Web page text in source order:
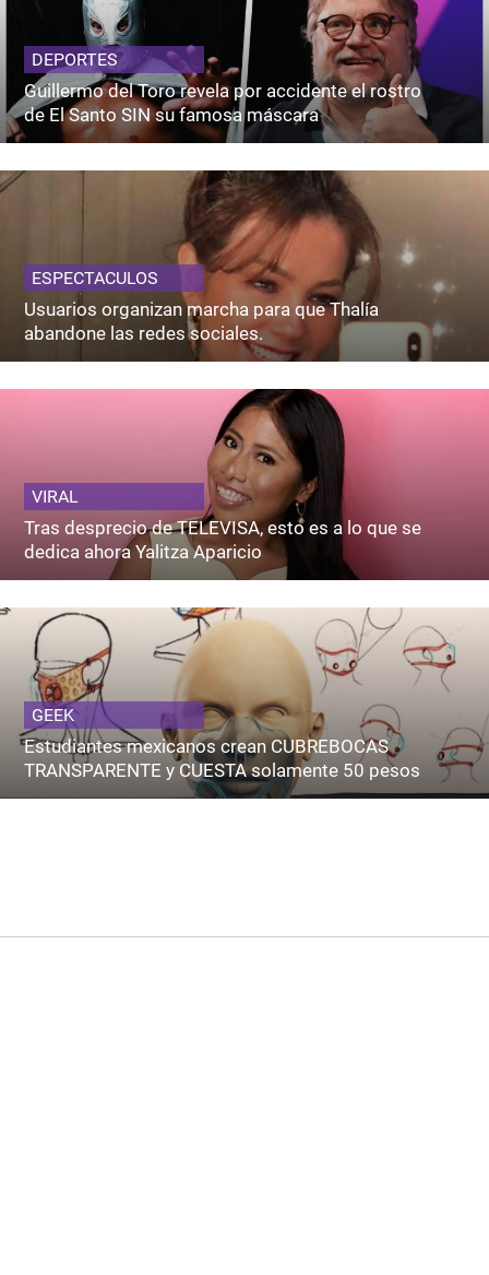
DEPORTES
Guillermo del Toro revela por accidente el rostro
de El Santo SIN su famosa máscara
ESPECTACULOS
Usuarios organizan marcha para que Thalía
abandone las redes sociales.
VIRAL
Tras desprecio de TELEVISA, esto es a lo que se
dedica ahora Yalitza Aparicio
GEEK
Estudiantes mexicanos crean CUBREBOCAS
TRANSPARENTE y CUESTA solamente 50 pesos